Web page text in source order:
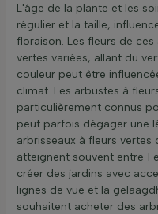
L'âge de la plante et les
régulier et la taille,
floraison. Les fleurs de
vertes variées, allant du
couleur peut être
climat. Les arbustes à
particulièrement connus
peut parfois dégager une
arbrisseaux à fleurs
atteignent souvent entre 1
créer des jardins avec
lignes de vue et la
souhaitent acheter des